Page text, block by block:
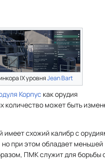
IX уровняJean Bart
Корпус как орудия
количество может быть
имеет схожий калибр с
при этом обладает меньшей
ПМК служит для борьбы